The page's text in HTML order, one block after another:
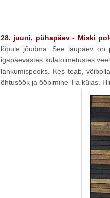
28. juuni, pühapäev - Miski
lõpule jõudma. See laupäev on
igapäevastes külatoimetustes
lahkumispeoks. Kes teab,
õhtusöök ja ööbimine Tia külas.